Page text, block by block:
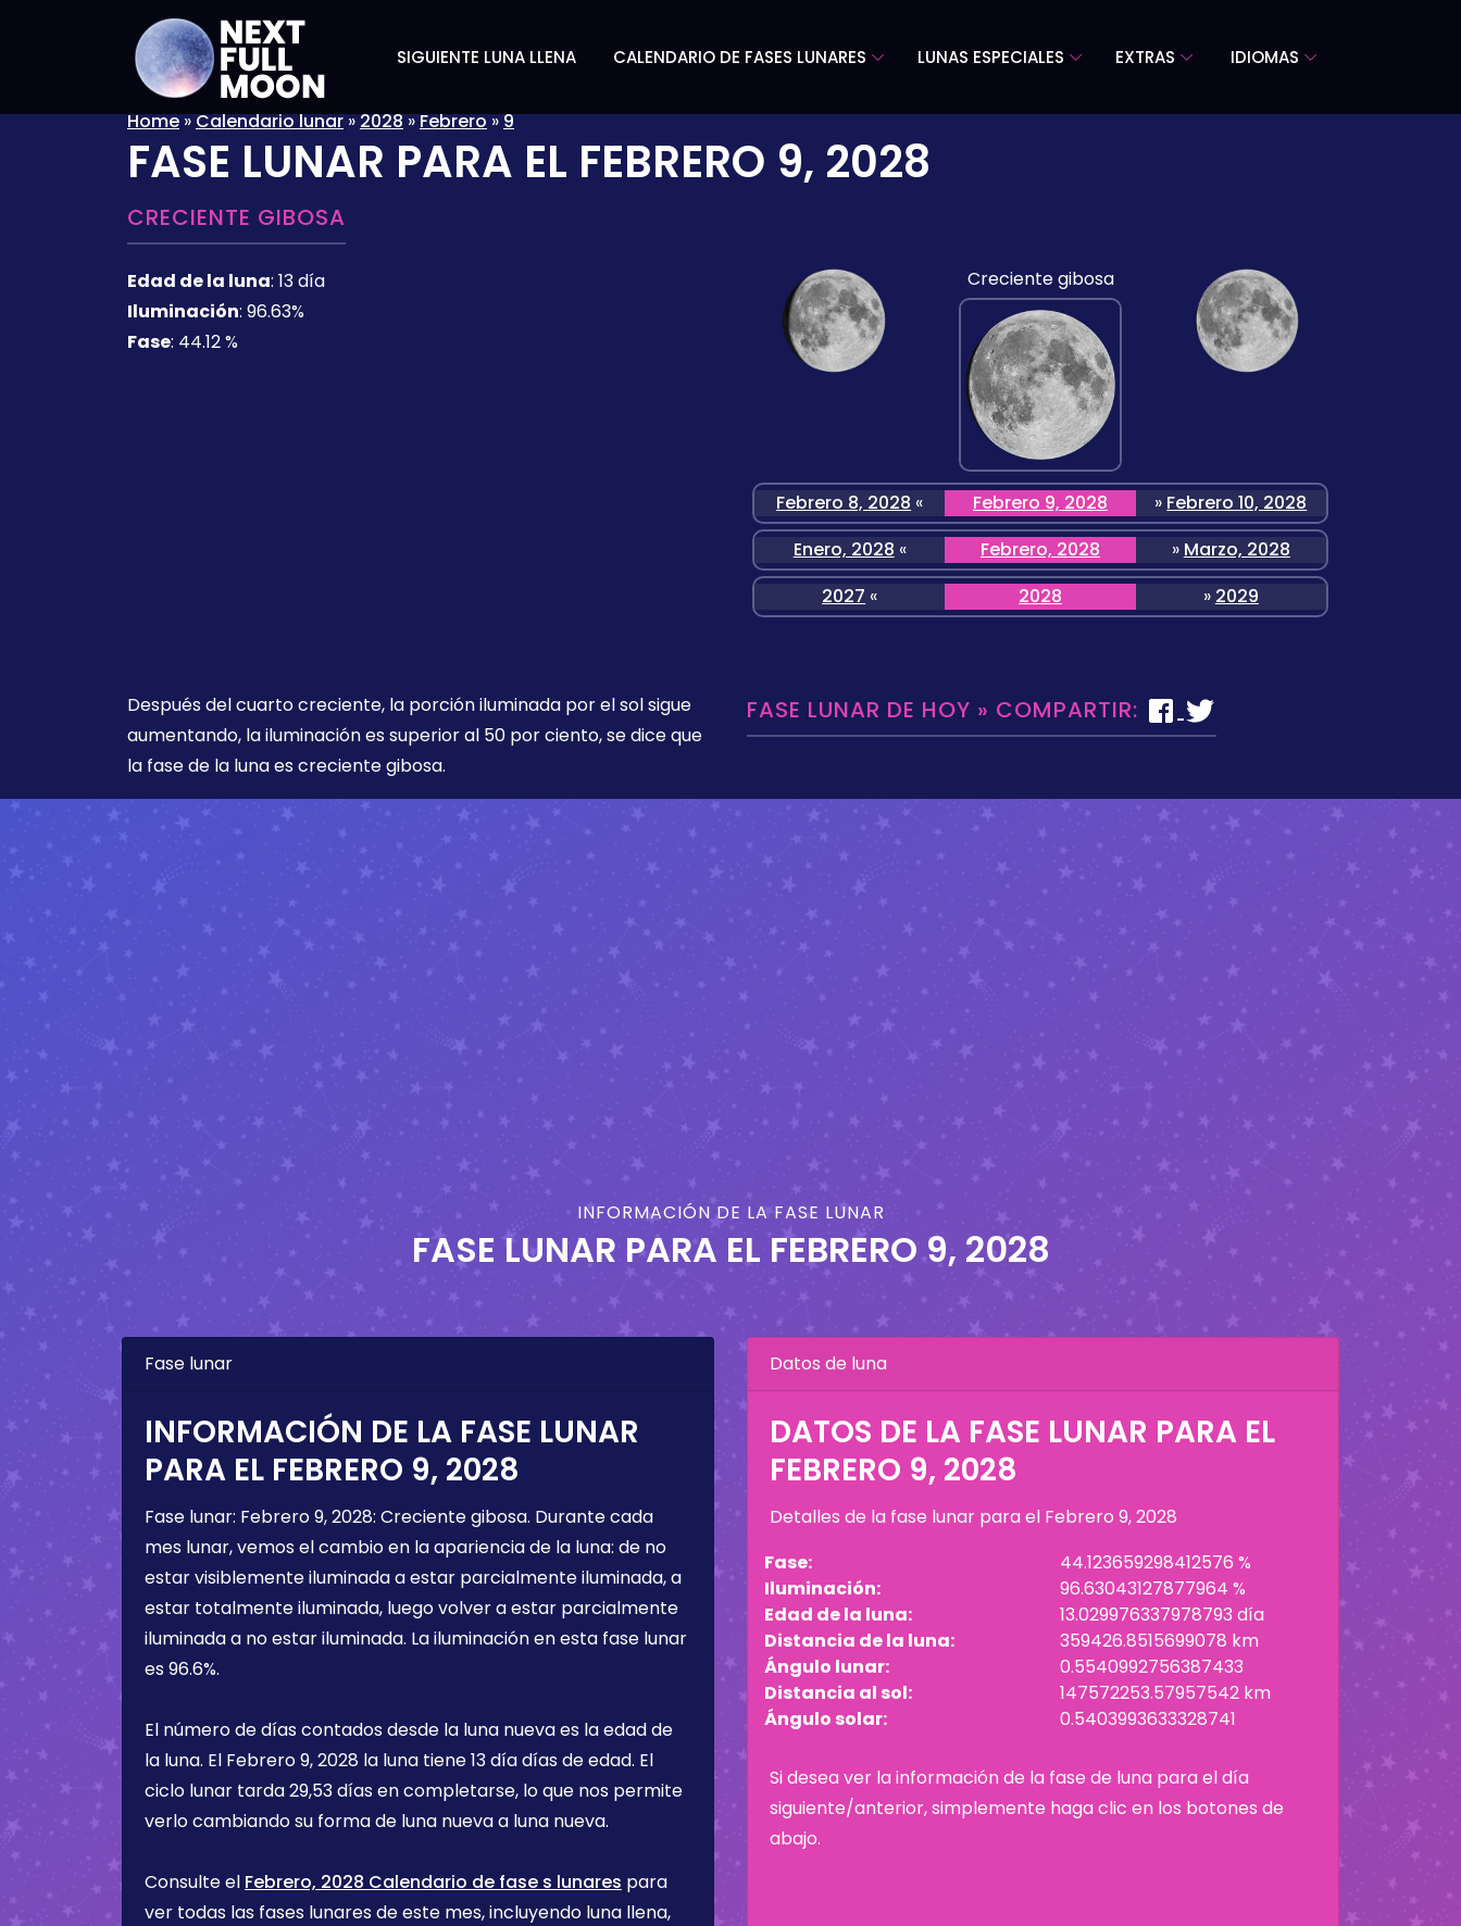
SIGUIENTE LUNA LLENA CALENDARIO DE FASES LUNARES LUNAS ESPECIALES EXTRAS IDIOMAS
Home»Calendario lunar»2028»Febrero»9
FASE LUNAR PARA EL FEBRERO 9, 2028
CRECIENTE GIBOSA
Edad de la luna: 13 día
Iluminación: 96.63%
Fase: 44.12 %
Creciente gibosa
Febrero 8, 2028 « Febrero 9, 2028 » Febrero 10, 2028
Enero, 2028 « Febrero, 2028 » Marzo, 2028
2027 « 2028 » 2029
Después del cuarto creciente, la porción iluminada por el sol sigue
aumentando, la iluminación es superior al 50 por ciento, se dice que
la fase de la luna es creciente gibosa.
FASE LUNAR DE HOY » COMPARTIR:
INFORMACIÓN DE LA FASE LUNAR
FASE LUNAR PARA ELFEBRERO 9, 2028
Fase lunar
INFORMACIÓN DE LA FASE LUNAR
PARA EL FEBRERO 9, 2028
Fase lunar: Febrero 9, 2028: Creciente gibosa. Durante cada
mes lunar, vemos el cambio en la apariencia de la luna: de no
estar visiblemente iluminada a estar parcialmente iluminada, a
estar totalmente iluminada, luego volver a estar parcialmente
iluminada a no estar iluminada. La iluminación en esta fase lunar
es 96.6%.
El número de días contados desde la luna nueva es la edad de
la luna. El Febrero 9, 2028 la luna tiene13 díadías de edad. El
ciclo lunar tarda 29,53 días en completarse, lo que nos permite
verlo cambiando su forma de luna nueva a luna nueva.
Consulte el Febrero, 2028 Calendario de fase s lunares para
ver todas las fases lunares de este mes, incluyendo luna llena,
Datos de luna
DATOS DE LA FASE LUNAR PARA EL
FEBRERO 9, 2028
Detalles de la fase lunar para el Febrero 9, 2028
Fase:
44.123659298412576 %
Iluminación:
96.63043127877964 %
Edad de la luna:
13.029976337978793 día
Distancia de la luna:
359426.8515699078 km
Ángulo lunar:
0.5540992756387433
Distancia al sol:
147572253.57957542 km
Ángulo solar:
0.5403993633328741
Si desea ver la información de la fase de luna para el día
siguiente/anterior, simplemente haga clic en los botones de
abajo.